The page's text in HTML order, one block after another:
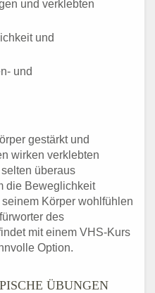
und verklebten
und
und
gestärkt und
wirken verklebten
überaus
die Beweglichkeit
Körper wohlfühlen
des
mit einem VHS-Kurs
Option.
ÜBUNGEN